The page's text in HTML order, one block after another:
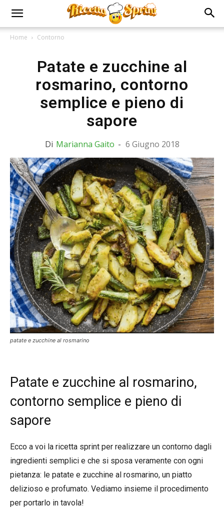
Home Contorno
Patate e zucchine al
rosmarino, contorno
semplice e pieno di
sapore
Di Marianna Gaito - 6 Giugno 2018
patate e zucchine al rosmarino
Patate e zucchine al rosmarino,
contorno semplice e pieno di
sapore
Ecco a voi la ricetta sprint per realizzare un contorno dagli
ingredienti semplici e che si sposa veramente con ogni
pietanza: le patate e zucchine al rosmarino, un piatto
delizioso e profumato. Vediamo insieme il procedimento
per portarlo in tavola!